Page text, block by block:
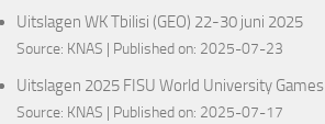
Uitslagen WK Tbilisi (GEO) 22-30 juni 2025
Source: KNAS Published on: 2025-07-23
Uitslagen 2025 FISU World University Games
Source: KNAS Published on: 2025-07-17